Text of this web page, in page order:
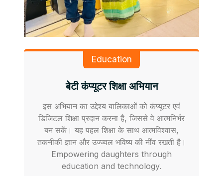
Education
बेटी कंप्यूटर शिक्षा अभियान
इस अभियान का उद्देश्य बालिकाओं को कंप्यूटर एवं
डिजिटल शिक्षा प्रदान करना है, जिससे वे आत्मनिर्भर
बन सकें। यह पहल शिक्षा के साथ आत्मविश्वास,
तकनीकी ज्ञान और उज्ज्वल भविष्य की नींव रखती है।
Empowering daughters through
education and technology.